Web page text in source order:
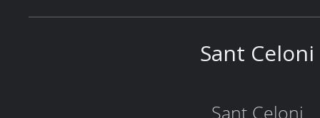
Sant Celoni
Sant Celoni